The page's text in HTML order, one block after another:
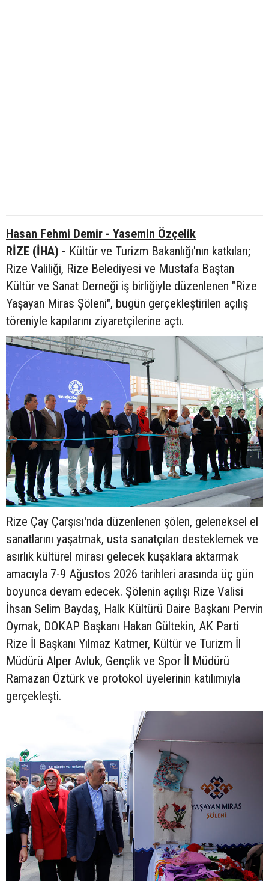
Hasan Fehmi Demir - Yasemin Özçelik
RİZE (İHA) - Kültür ve Turizm Bakanlığı'nın katkıları;
Rize Valiliği, Rize Belediyesi ve Mustafa Baştan
Kültür ve Sanat Derneği iş birliğiyle düzenlenen "Rize
Yaşayan Miras Şöleni", bugün gerçekleştirilen açılış
töreniyle kapılarını ziyaretçilerine açtı.
Rize Çay Çarşısı'nda düzenlenen şölen, geleneksel el
sanatlarını yaşatmak, usta sanatçıları desteklemek ve
asırlık kültürel mirası gelecek kuşaklara aktarmak
amacıyla 7-9 Ağustos 2026 tarihleri arasında üç gün
boyunca devam edecek. Şölenin açılışı Rize Valisi
İhsan Selim Baydaş, Halk Kültürü Daire Başkanı Pervin
Oymak, DOKAP Başkanı Hakan Gültekin, AK Parti
Rize İl Başkanı Yılmaz Katmer, Kültür ve Turizm İl
Müdürü Alper Avluk, Gençlik ve Spor İl Müdürü
Ramazan Öztürk ve protokol üyelerinin katılımıyla
gerçekleşti.